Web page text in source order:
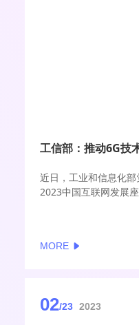
工信部：推动6G技
近日，工业和信息化
2023中国互联网发展座
MORE
02/23 2023